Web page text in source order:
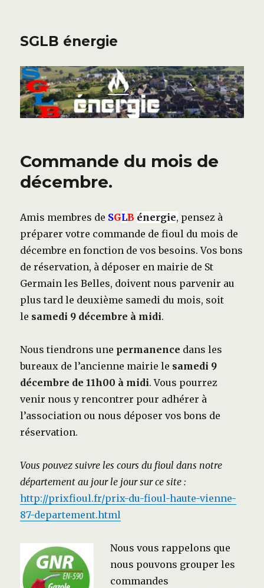
SGLB énergie
Commande du mois de
décembre.
Amis membres de SGLB énergie, pensez à
préparer votre commande de fioul du mois de
décembre en fonction de vos besoins. Vos bons
de réservation, à déposer en mairie de St
Germain les Belles, doivent nous parvenir au
plus tard le deuxième samedi du mois, soit
le samedi 9 décembre à midi.
Nous tiendrons une permanence dans les
bureaux de l’ancienne mairie le samedi 9
décembre de 11h00 à midi. Vous pourrez
venir nous y rencontrer pour adhérer à
l’association ou nous déposer vos bons de
réservation.
Vous pouvez suivre les cours du fioul dans notre
département au jour le jour sur ce site :
http://prixfioul.fr/prix-du-fioul-haute-vienne-
87-departement.html
Nous vous rappelons que
nous pouvons grouper les
commandes